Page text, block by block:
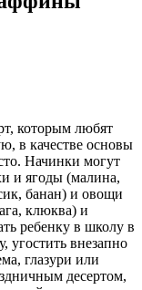
которым любят
в качестве основы
Начинки могут
и ягоды (малина,
банан) и овощи
клюква) и
ребенку в школу в
угостить внезапно
глазури или
десертом,